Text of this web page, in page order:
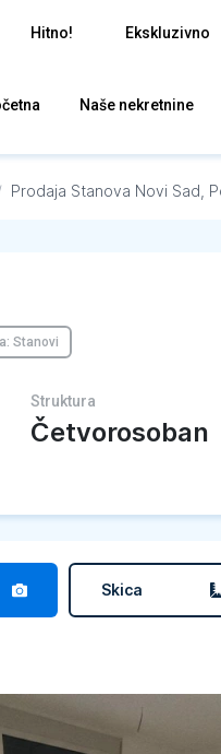
Hitno! Ekskluzivno
Naše nekretnine
Prodaja Stanova Novi Sad,
Stanovi
Struktura
Četvorosoban
Skica